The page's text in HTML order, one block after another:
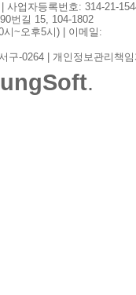
사업자등록번호: 314-21-
번길 15, 104-1802
시~오후5시) | 이메일:
구-0264 | 개인정보관리책
.